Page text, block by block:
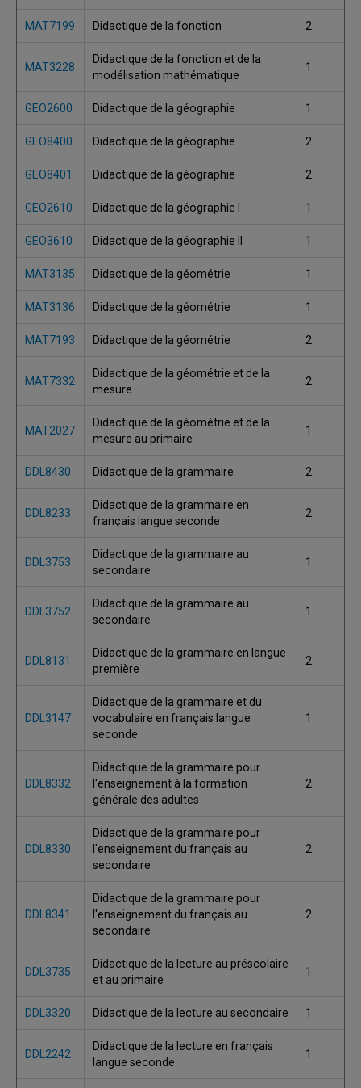
MAT7199 Didactique de la fonction 2
MAT3228
Didactique de la fonction et de la
modélisation mathématique
1
GEO2600 Didactique de la géographie 1
GEO8400 Didactique de la géographie 2
GEO8401 Didactique de la géographie 2
GEO2610 Didactique de la géographie I 1
GEO3610 Didactique de la géographie II 1
MAT3135 Didactique de la géométrie 1
MAT3136 Didactique de la géométrie 1
MAT7193 Didactique de la géométrie 2
MAT7332
Didactique de la géométrie et de la
mesure
2
MAT2027
Didactique de la géométrie et de la
mesure au primaire
1
DDL8430 Didactique de la grammaire 2
DDL8233
Didactique de la grammaire en
français langue seconde
2
DDL3753
Didactique de la grammaire au
secondaire
1
DDL3752
Didactique de la grammaire au
secondaire
1
DDL8131
Didactique de la grammaire en langue
première
2
DDL3147
Didactique de la grammaire et du
vocabulaire en français langue
seconde
1
DDL8332
Didactique de la grammaire pour
l'enseignement à la formation
générale des adultes
2
DDL8330
Didactique de la grammaire pour
l'enseignement du français au
secondaire
2
DDL8341
Didactique de la grammaire pour
l'enseignement du français au
secondaire
2
DDL3735
Didactique de la lecture au préscolaire
et au primaire
1
DDL3320 Didactique de la lecture au secondaire 1
DDL2242
Didactique de la lecture en français
langue seconde
1